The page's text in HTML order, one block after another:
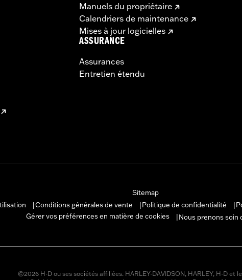
Manuels du propriétaire
Calendriers de maintenance
Mises à jour logicielles
ASSURANCE
Assurances
Entretien étendu
Sitemap
Conditions générales de vente Politique de confidentialité
Gérer vos préférences en matière de cookies
Nous prenons soin
©2026 H-D ou ses sociétés affiliées. HARLEY-DAVIDSON, HARLEY, H-D et